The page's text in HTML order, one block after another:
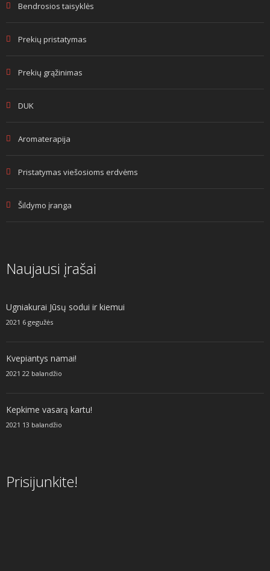
Bendrosios taisyklės
Prekių pristatymas
Prekių grąžinimas
DUK
Aromaterapija
Pristatymas viešosioms erdvėms
Šildymo įranga
Naujausi įrašai
Ugniakurai Jūsų sodui ir kiemui
2021 6 gegužės
Kvepiantys namai!
2021 22 balandžio
Kepkime vasarą kartu!
2021 13 balandžio
Prisijunkite!